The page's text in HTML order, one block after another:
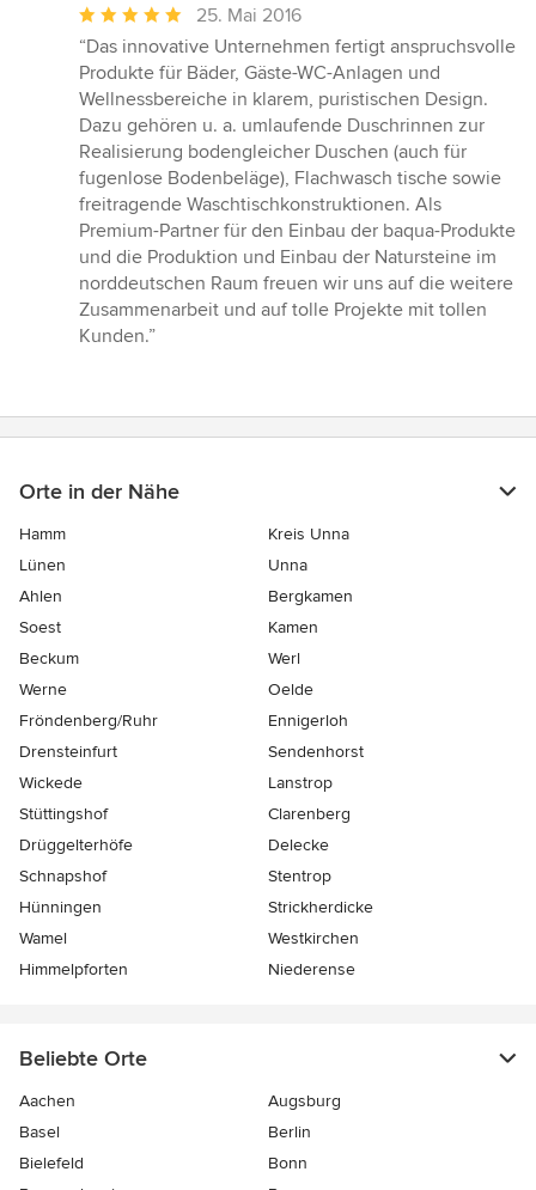
Durchschnittliche
Bewertung:
5
von
5
Sternen
25. Mai 2016
“Das innovative Unternehmen fertigt anspruchsvolle
Produkte für Bäder, Gäste-WC-Anlagen und
Wellnessbereiche in klarem, puristischen Design.
Dazu gehören u. a. umlaufende Duschrinnen zur
Realisierung bodengleicher Duschen (auch für
fugenlose Bodenbeläge), Flachwasch tische sowie
freitragende Waschtischkonstruktionen. Als
Premium-Partner für den Einbau der baqua-Produkte
und die Produktion und Einbau der Natursteine im
norddeutschen Raum freuen wir uns auf die weitere
Zusammenarbeit und auf tolle Projekte mit tollen
Kunden.”
Orte in der Nähe
Hamm
Kreis Unna
Lünen
Unna
Ahlen
Bergkamen
Soest
Kamen
Beckum
Werl
Werne
Oelde
Fröndenberg/Ruhr
Ennigerloh
Drensteinfurt
Sendenhorst
Wickede
Lanstrop
Stüttingshof
Clarenberg
Drüggelterhöfe
Delecke
Schnapshof
Stentrop
Hünningen
Strickherdicke
Wamel
Westkirchen
Himmelpforten
Niederense
Beliebte Orte
Aachen
Augsburg
Basel
Berlin
Bielefeld
Bonn